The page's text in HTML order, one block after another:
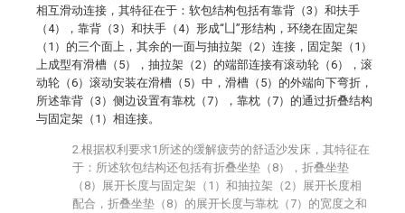
相互滑动连接，其特征在于：软包结构包括有靠背（3）和扶手
（4），靠背（3）和扶手（4）形成“凵”形结构，环绕在固定架
（1）的三个面上，其余的一面与抽拉架（2）连接，固定架（1）
上成型有滑槽（5），抽拉架（2）的端部连接有滚动轮（6），滚
动轮（6）滚动安装在滑槽（5）中，滑槽（5）的外端向下弯折，
所述靠背（3）侧边设置有靠枕（7），靠枕（7）的通过折叠结构
与固定架（1）相连接。
2.根据权利要求1所述的缓解疲劳的舒适沙发床，其特征在
于：所述软包结构还包括有折叠坐垫（8），折叠坐垫
（8）展开长度与固定架（1）和抽拉架（2）展开长度相
配合，折叠坐垫（8）的展开长度与靠枕（7）的宽度之和